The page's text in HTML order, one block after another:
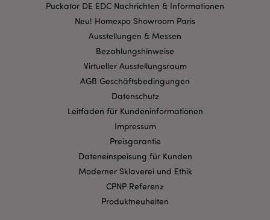
Puckator DE EDC Nachrichten & Informationen
Neu! Homexpo Showroom Paris
Ausstellungen & Messen
Bezahlungshinweise
Virtueller Ausstellungsraum
AGB Geschäftsbedingungen
Datenschutz
Leitfaden für Kundeninformationen
Impressum
Preisgarantie
Dateneinspeisung für Kunden
Moderner Sklaverei und Ethik
CPNP Referenz
Produktneuheiten
Kernfunktionen der Website wie die
Benutzeranmeldung und die Kontoverwaltung.
Ohne unbedingt notwendige cookies kann die
Website nicht richtig genutzt werden.
Domain
CookieScriptConsent
mage-cache-storage-section-